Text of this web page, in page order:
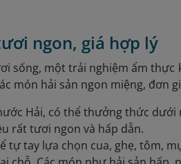
ngon, giá hợp lý
sống, một trải nghiệm ẩm thực
món hải sản ngon miệng, đơn
Hải, có thể thưởng thức
rất tươi ngon và hấp dẫn.
tự tay lựa chọn cua, ghẹ, tôm,